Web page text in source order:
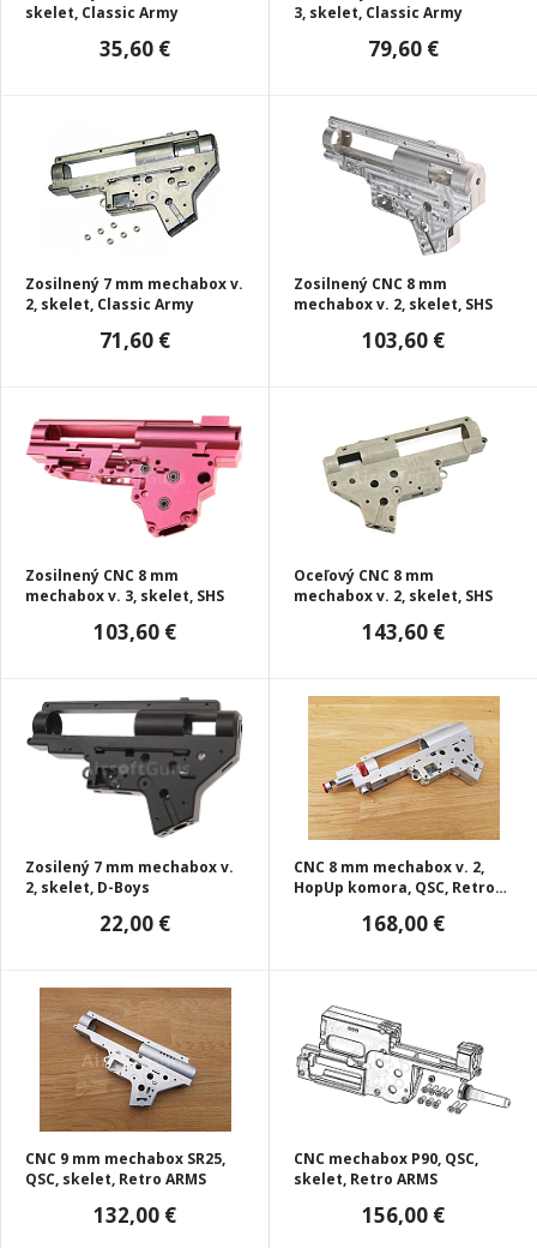
skelet, Classic Army
35,60 €
3, skelet, Classic Army
79,60 €
Zosilnený 7 mm mechabox v.
2, skelet, Classic Army
71,60 €
Zosilnený CNC 8 mm
mechabox v. 2, skelet, SHS
103,60 €
Zosilnený CNC 8 mm
mechabox v. 3, skelet, SHS
103,60 €
Oceľový CNC 8 mm
mechabox v. 2, skelet, SHS
143,60 €
Zosilený 7 mm mechabox v.
2, skelet, D-Boys
22,00 €
CNC 8 mm mechabox v. 2,
HopUp komora, QSC, Retro
168,00 €
CNC 9 mm mechabox SR25,
QSC, skelet, Retro ARMS
132,00 €
CNC mechabox P90, QSC,
skelet, Retro ARMS
156,00 €